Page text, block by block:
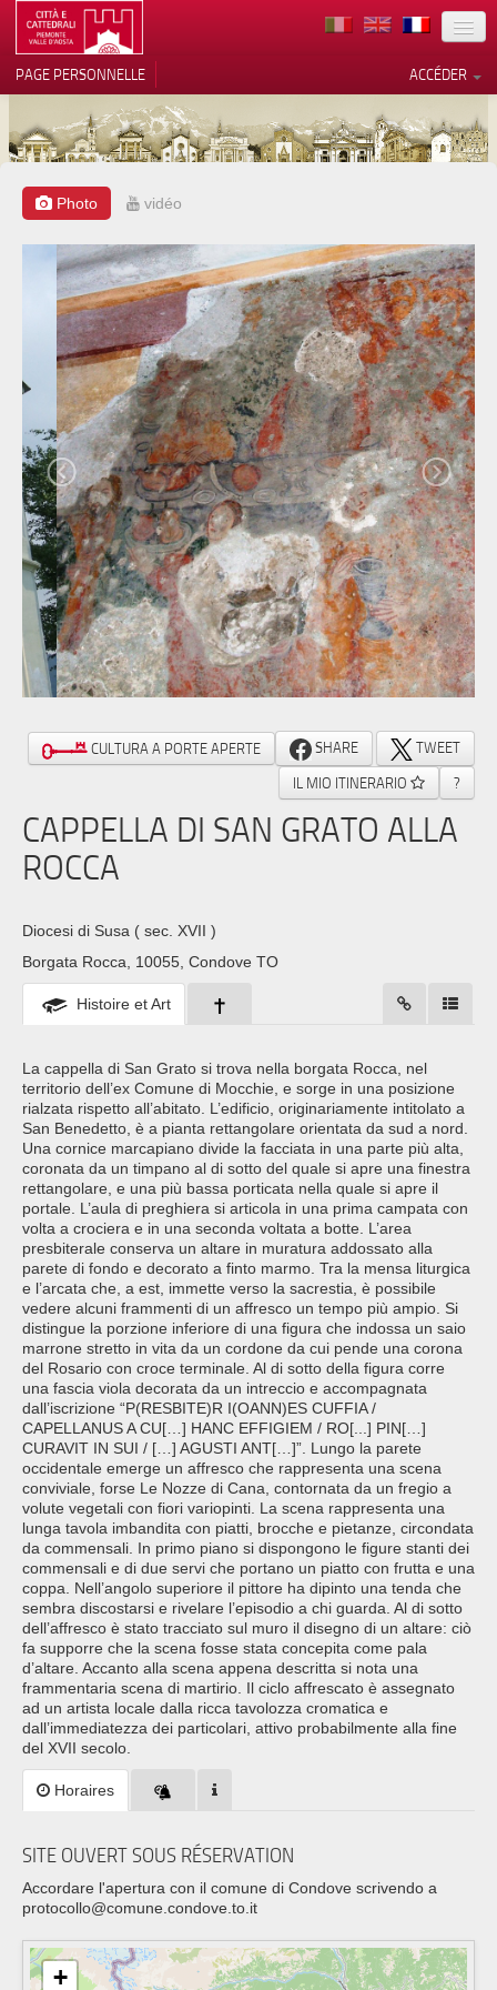
TERRITOIRE
ARCHITECTURE
MUSÉES
ITINÉRAIRES
EVÉNEMENTS
ACCUEIL
BÉNÉVOLES
CONTACTS
PRESS
ACCÉDER
PAGE PERSONNELLE
Photo vidéo
CULTURA A PORTE APERTE SHARE
TWEET
IL MIO ITINERARIO
?
CAPPELLA DI SAN GRATO ALLA
ROCCA
Diocesi di Susa ( sec. XVII )
Borgata Rocca, 10055, Condove TO
Histoire et Art
La cappella di San Grato si trova nella borgata Rocca, nel
territorio dell’ex Comune di Mocchie, e sorge in una posizione
rialzata rispetto all’abitato. L’edificio, originariamente intitolato a
San Benedetto, è a pianta rettangolare orientata da sud a nord.
Una cornice marcapiano divide la facciata in una parte più alta,
coronata da un timpano al di sotto del quale si apre una finestra
rettangolare, e una più bassa porticata nella quale si apre il
portale. L’aula di preghiera si articola in una prima campata con
volta a crociera e in una seconda voltata a botte. L’area
presbiterale conserva un altare in muratura addossato alla
parete di fondo e decorato a finto marmo. Tra la mensa liturgica
e l’arcata che, a est, immette verso la sacrestia, è possibile
vedere alcuni frammenti di un affresco un tempo più ampio. Si
distingue la porzione inferiore di una figura che indossa un saio
marrone stretto in vita da un cordone da cui pende una corona
del Rosario con croce terminale. Al di sotto della figura corre
una fascia viola decorata da un intreccio e accompagnata
dall’iscrizione “P(RESBITE)R I(OANN)ES CUFFIA /
CAPELLANUS A CU[…] HANC EFFIGIEM / RO[...] PIN[…]
CURAVIT IN SUI / […] AGUSTI ANT[…]”. Lungo la parete
occidentale emerge un affresco che rappresenta una scena
conviviale, forse Le Nozze di Cana, contornata da un fregio a
volute vegetali con fiori variopinti. La scena rappresenta una
lunga tavola imbandita con piatti, brocche e pietanze, circondata
da commensali. In primo piano si dispongono le figure stanti dei
commensali e di due servi che portano un piatto con frutta e una
coppa. Nell’angolo superiore il pittore ha dipinto una tenda che
sembra discostarsi e rivelare l’episodio a chi guarda. Al di sotto
dell’affresco è stato tracciato sul muro il disegno di un altare: ciò
fa supporre che la scena fosse stata concepita come pala
d’altare. Accanto alla scena appena descritta si nota una
frammentaria scena di martirio. Il ciclo affrescato è assegnato
ad un artista locale dalla ricca tavolozza cromatica e
dall’immediatezza dei particolari, attivo probabilmente alla fine
del XVII secolo.
Horaires
SITE OUVERT SOUS RÉSERVATION
Accordare l'apertura con il comune di Condove scrivendo a
protocollo@comune.condove.to.it
+
Notification lors de la collecte
Vos choix en matière de